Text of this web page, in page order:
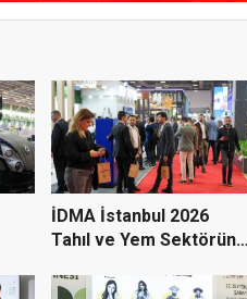
İDMA İstanbul 2026
Tahıl ve Yem Sektörünü